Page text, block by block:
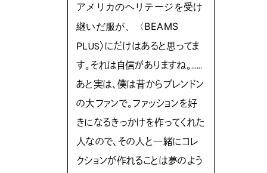
アメリカのヘリテージを受け
継いだ服が、〈BEAMS
PLUS〉にだけはあると思ってま
す。それは自信がありますね。……
あと実は、僕は昔からブレンドン
の大ファンで。ファッションを好
きになるきっかけを作ってくれた
人なので、その人と一緒にコレ
クションが作れることは夢のよう